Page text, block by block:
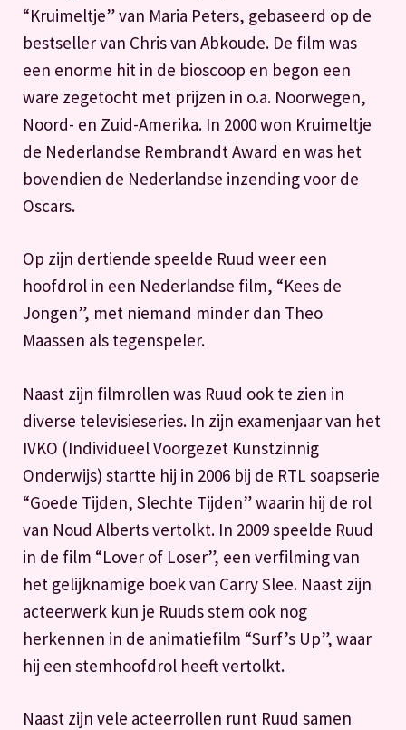
“Kruimeltje” van Maria Peters, gebaseerd op de
bestseller van Chris van Abkoude. De film was
een enorme hit in de bioscoop en begon een
ware zegetocht met prijzen in o.a. Noorwegen,
Noord- en Zuid-Amerika. In 2000 won Kruimeltje
de Nederlandse Rembrandt Award en was het
bovendien de Nederlandse inzending voor de
Oscars.
Op zijn dertiende speelde Ruud weer een
hoofdrol in een Nederlandse film, “Kees de
Jongen”, met niemand minder dan Theo
Maassen als tegenspeler.
Naast zijn filmrollen was Ruud ook te zien in
diverse televisieseries. In zijn examenjaar van het
IVKO (Individueel Voorgezet Kunstzinnig
Onderwijs) startte hij in 2006 bij de RTL soapserie
“Goede Tijden, Slechte Tijden” waarin hij de rol
van Noud Alberts vertolkt. In 2009 speelde Ruud
in de film “Lover of Loser”, een verfilming van
het gelijknamige boek van Carry Slee. Naast zijn
acteerwerk kun je Ruuds stem ook nog
herkennen in de animatiefilm “Surf’s Up”, waar
hij een stemhoofdrol heeft vertolkt.
Naast zijn vele acteerrollen runt Ruud samen